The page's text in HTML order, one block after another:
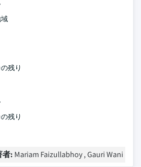
残り
残り
者: Mariam Faizullabhoy , Gauri Wani